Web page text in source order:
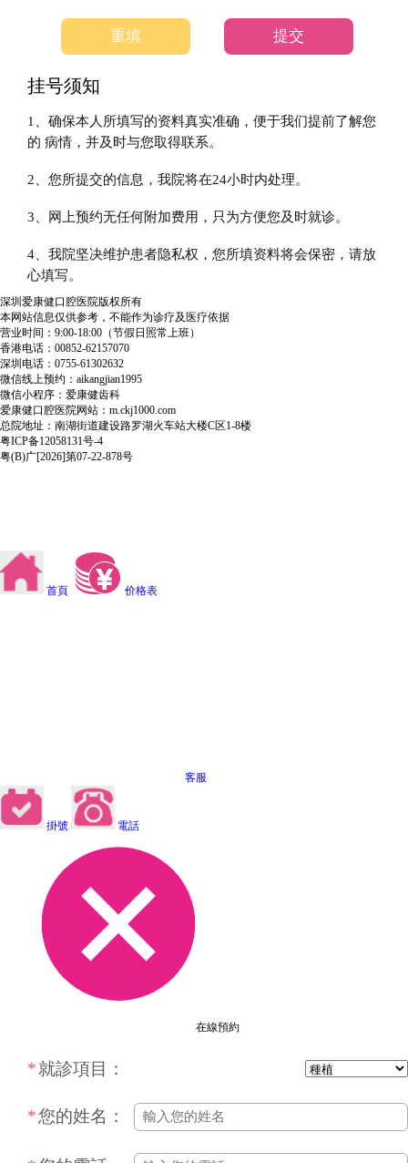
重填 提交
挂号须知
1、确保本人所填写的资料真实准确，便于我们提前了解您
的 病情，并及时与您取得联系。
2、您所提交的信息，我院将在24小时内处理。
3、网上预约无任何附加费用，只为方便您及时就诊。
4、我院坚决维护患者隐私权，您所填资料将会保密，请放
心填写。
深圳爱康健口腔医院版权所有
本网站信息仅供参考，不能作为诊疗及医疗依据
营业时间：9:00-18:00（节假日照常上班）
香港电话：00852-62157070
深圳电话：0755-61302632
微信线上预约：aikangjian1995
微信小程序：爱康健齿科
爱康健口腔医院网站：m.ckj1000.com
总院地址：南湖街道建设路罗湖火车站大楼C区1-8楼
粤ICP备12058131号-4
粤(B)广[2026]第07-22-878号
首頁 价格表
客服
掛號 電話
在線預約
*就診項目：
*您的姓名：